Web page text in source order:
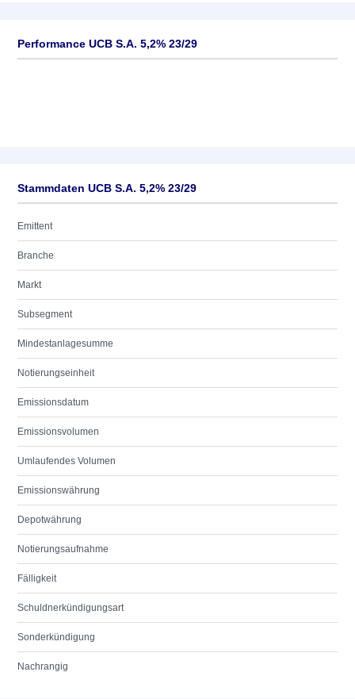
Performance UCB S.A. 5,2% 23/29
Stammdaten UCB S.A. 5,2% 23/29
Emittent
Branche
Markt
Subsegment
Mindestanlagesumme
Notierungseinheit
Emissionsdatum
Emissionsvolumen
Umlaufendes Volumen
Emissionswährung
Depotwährung
Notierungsaufnahme
Fälligkeit
Schuldnerkündigungsart
Sonderkündigung
Nachrangig